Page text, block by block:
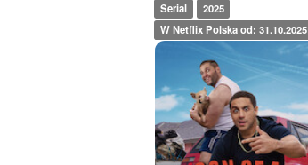
Serial
2025
W Netflix Polska od: 31.10.2025